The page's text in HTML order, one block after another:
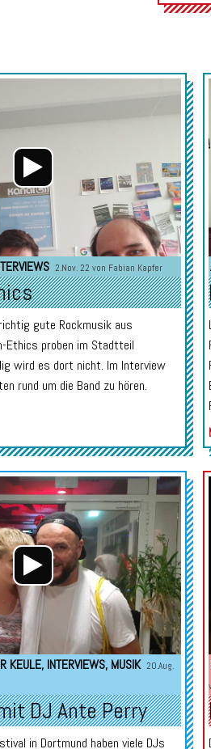
Audio-
Player
2.Nov. 22 von Fabian Kapfer
gute Rockmusik aus
Ethics proben im Stadtteil
wird es dort nicht. Im Interview
rund um die Band zu hören.
Audio-
Player
KEULE, INTERVIEWS, MUSIK 20.Aug.
DJ Ante Perry
in Dortmund haben viele DJs